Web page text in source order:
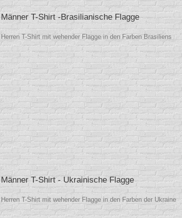
Männer T-Shirt -Brasilianische Flagge
Herren T-Shirt mit wehender Flagge in den Farben Brasiliens
Männer T-Shirt - Ukrainische Flagge
Herren T-Shirt mit wehender Flagge in den Farben der Ukraine